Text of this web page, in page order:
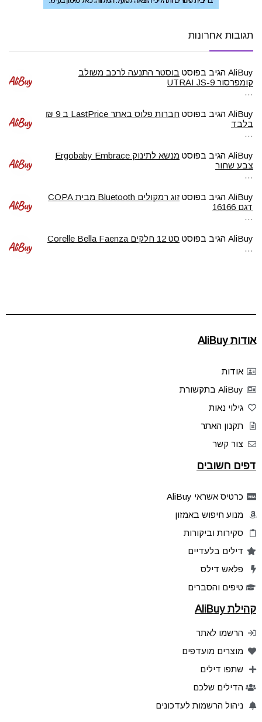
תגובות אחרונות
AliBuy הגיב בפוסט בוסטר התנעה לרכב משולב
קומפרסור UTRAI JS-9
…
AliBuy הגיב בפוסט
חברות פלוס באתר LastPrice ב 9 ₪
בלבד
…
AliBuy הגיב בפוסט
מנשא לתינוק Ergobaby Embrace
צבע שחור
…
AliBuy הגיב בפוסט
זוג רמקולים Bluetooth מבית COPA
דגם 16166
…
AliBuy הגיב בפוסט סט 12 חלקים Corelle Bella Faenza
…
אודות AliBuy
אודות
AliBuy בתקשורת
גילוי נאות
תקנון האתר
צור קשר
דפים חשובים
כרטיס אשראי AliBuy
מנוע חיפוש באמזון
סקירות וביקורות
דילים בלעדיים
פלאש דילס
טיפים והסברים
קהילת AliBuy
הרשמו לאתר
מוצרים מועדפים
שתפו דילים
הדילים שלכם
ניהול הרשמות לעדכונים